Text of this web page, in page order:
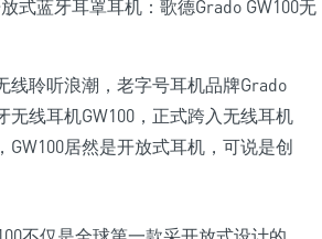
线聆听浪潮，老字号耳机品牌Grado
无线耳机GW100，正式跨入无线耳机
GW100居然是开放式耳机，可说是创